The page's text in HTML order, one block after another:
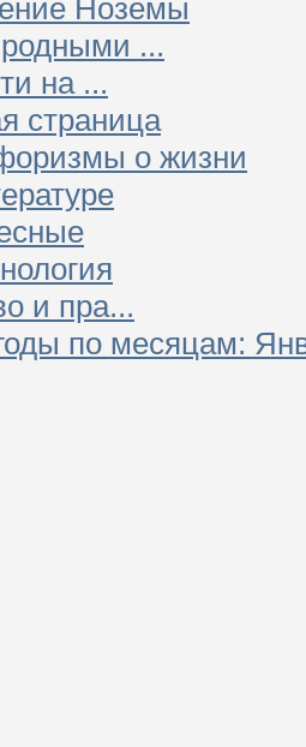
Ноземы
...
на ...
страница
о жизни
и пра...
по месяцам: